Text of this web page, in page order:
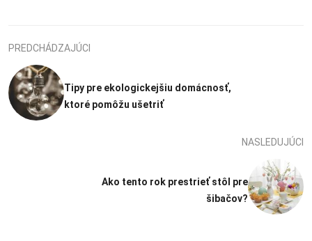
PREDCHÁDZAJÚCI
Tipy pre ekologickejšiu domácnosť,
ktoré pomôžu ušetriť
NASLEDUJÚCI
Ako tento rok prestrieť stôl pre
šibačov?